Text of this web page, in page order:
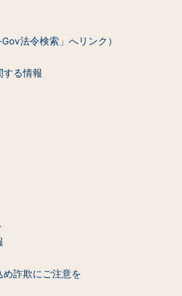
法令検索」へリンク）
する情報
詐欺にご注意を